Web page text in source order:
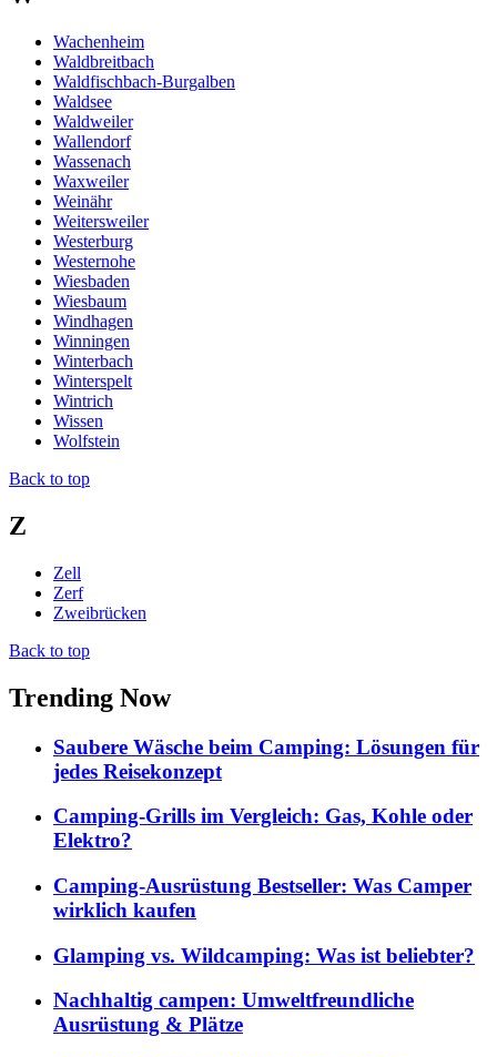
Wachenheim
Waldbreitbach
Waldfischbach-Burgalben
Waldsee
Waldweiler
Wallendorf
Wassenach
Waxweiler
Weinähr
Weitersweiler
Westerburg
Westernohe
Wiesbaden
Wiesbaum
Windhagen
Winningen
Winterbach
Winterspelt
Wintrich
Wissen
Wolfstein
Back to top
Z
Zell
Zerf
Zweibrücken
Back to top
Trending Now
Saubere Wäsche beim Camping: Lösungen für
jedes Reisekonzept
Camping-Grills im Vergleich: Gas, Kohle oder
Elektro?
Camping-Ausrüstung Bestseller: Was Camper
wirklich kaufen
Glamping vs. Wildcamping: Was ist beliebter?
Nachhaltig campen: Umweltfreundliche
Ausrüstung & Plätze